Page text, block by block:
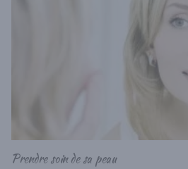
Prendre soin de sa peau